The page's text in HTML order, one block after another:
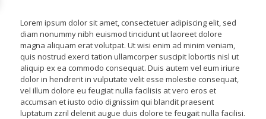
Lorem ipsum dolor sit amet, consectetuer adipiscing elit, sed
diam nonummy nibh euismod tincidunt ut laoreet dolore
magna aliquam erat volutpat. Ut wisi enim ad minim veniam,
quis nostrud exerci tation ullamcorper suscipit lobortis nisl ut
aliquip ex ea commodo consequat. Duis autem vel eum iriure
dolor in hendrerit in vulputate velit esse molestie consequat,
vel illum dolore eu feugiat nulla facilisis at vero eros et
accumsan et iusto odio dignissim qui blandit praesent
luptatum zzril delenit augue duis dolore te feugait nulla facilisi.